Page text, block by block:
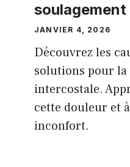
JANVIER 4, 2026
Découvrez les
solutions pour
intercostale.
cette douleur et
inconfort.